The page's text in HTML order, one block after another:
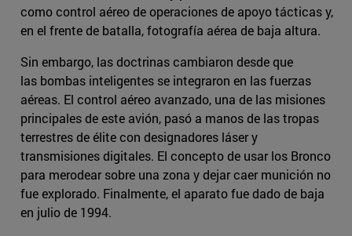
como control aéreo de operaciones de apoyo tácticas y,
en el frente de batalla, fotografía aérea de baja altura.
Sin embargo, las doctrinas cambiaron desde que
las bombas inteligentes se integraron en las fuerzas
aéreas. El control aéreo avanzado, una de las misiones
principales de este avión, pasó a manos de las tropas
terrestres de élite con designadores láser y
transmisiones digitales. El concepto de usar los Bronco
para merodear sobre una zona y dejar caer munición no
fue explorado. Finalmente, el aparato fue dado de baja
en julio de 1994.